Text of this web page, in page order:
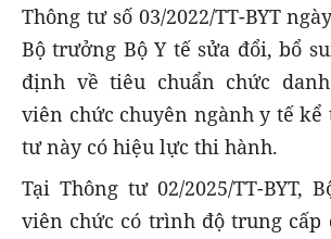
Thông tư số 03/2022/TT-BYT
Bộ trưởng Bộ Y tế sửa đổi, bổ
định về tiêu chuẩn chức
viên chức chuyên ngành y tế kể
tư này có hiệu lực thi hành.
Tại Thông tư 02/2025/TT-BYT,
viên chức có trình độ trung cấp